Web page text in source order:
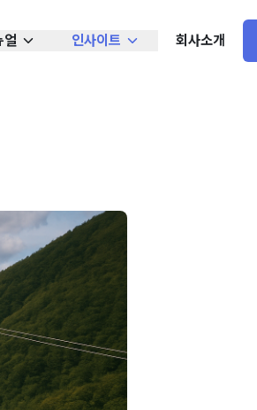
얼 인사이트 회사소개